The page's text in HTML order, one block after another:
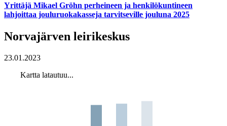
Yrittäjä Mikael Gröhn perheineen ja henkilökuntineen
lahjoittaa jouluruokakasseja tarvitseville jouluna 2025
Norvajärven leirikeskus
23.01.2023
Kartta latautuu...